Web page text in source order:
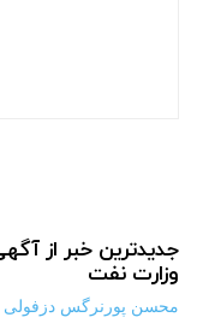
وزارت نفت
محسن پورنرگس دزفولی